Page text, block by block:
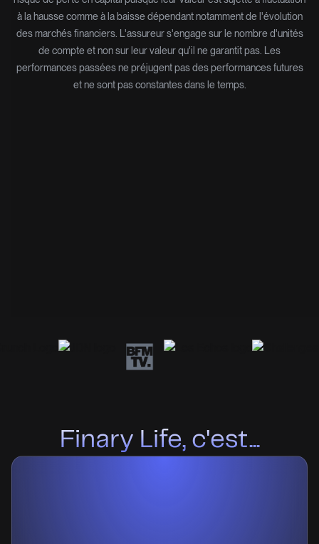
à la hausse comme à la baisse dépendant notamment de l'évolution
des marchés financiers. L'assureur s'engage sur le nombre d'unités
de compte et non sur leur valeur qu'il ne garantit pas. Les
performances passées ne préjugent pas des performances futures
et ne sont pas constantes dans le temps.
Finary Life, c'est...